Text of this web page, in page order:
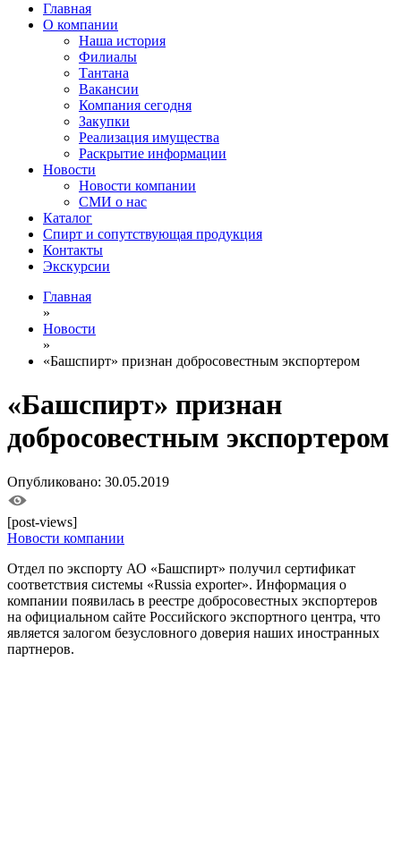
Главная
О компании
Наша история
Филиалы
Тантана
Вакансии
Компания сегодня
Закупки
Реализация имущества
Раскрытие информации
Новости
Новости компании
СМИ о нас
Каталог
Спирт и сопутствующая продукция
Контакты
Экскурсии
Главная
»
Новости
»
«Башспирт» признан добросовестным экспортером
«Башспирт» признан
добросовестным экспортером
Опубликовано: 30.05.2019
[post-views]
Новости компании
Отдел по экспорту АО «Башспирт» получил сертификат
соответствия системы «Russia exporter». Информация о
компании появилась в реестре добросовестных экспортеров
на официальном сайте Российского экспортного центра, что
является залогом безусловного доверия наших иностранных
партнеров.